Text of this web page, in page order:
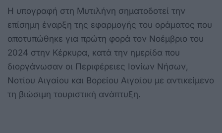
Η υπογραφή στη Μυτιλήνη σηματοδοτεί την
επίσημη έναρξη της εφαρμογής του οράματος που
αποτυπώθηκε για πρώτη φορά τον Νοέμβριο του
2024 στην Κέρκυρα, κατά την ημερίδα που
διοργάνωσαν οι Περιφέρειες Ιονίων Νήσων,
Νοτίου Αιγαίου και Βορείου Αιγαίου με αντικείμενο
τη βιώσιμη τουριστική ανάπτυξη.